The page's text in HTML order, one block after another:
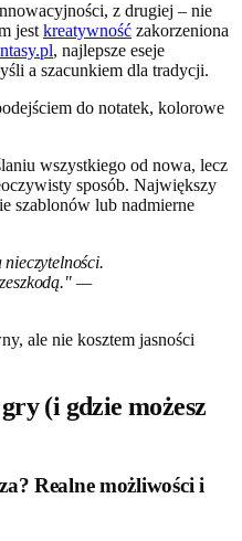
z drugiej – nie
jest kreatywność zakorzeniona
, najlepsze eseje
a szacunkiem dla tradycji.
wszystkiego od nowa, lecz
sposób. Największy
szablonów lub nadmierne
—
ale nie kosztem jasności
(i gdzie możesz
Realne możliwości i